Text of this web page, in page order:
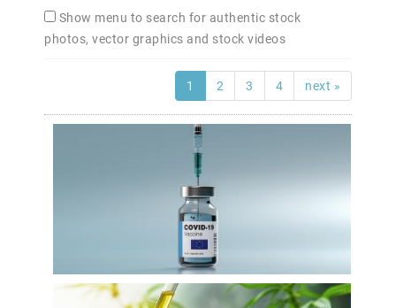
Show menu to search for authentic stock
photos, vector graphics and stock videos
1 2 3 4 next »